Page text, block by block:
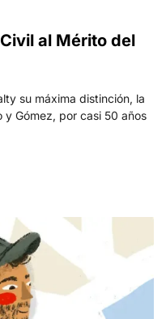
al Mérito del
su máxima distinción, la
Gómez, por casi 50 años